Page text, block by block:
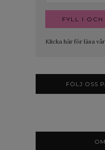
Klicka här för läsa
FÖLJ OSS